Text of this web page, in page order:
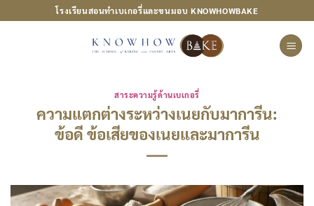
โรงเรียนสอนทำเบเกอรี่และขนมอบ KNOWHOWBAKE
สาระความรู้ด้านเบเกอรี่
ความแตกต่างระหว่างเนยกับมาการีน:
ข้อดี ข้อเสียของเนยและมาการีน